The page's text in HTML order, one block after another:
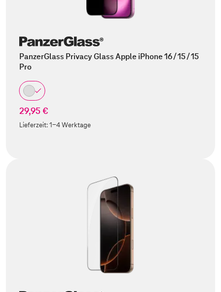
PanzerGlass Privacy Glass Apple iPhone 16 / 15 / 15
Pro
29,95 €
Lieferzeit:1-4 Werktage